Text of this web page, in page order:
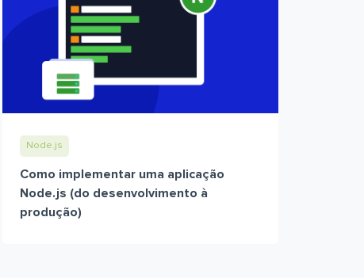
Node.js
Como implementar uma aplicação
Node.js (do desenvolvimento à
produção)